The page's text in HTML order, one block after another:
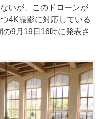
いが、このドローンが
4K撮影に対応している
9月19日16時に発表さ